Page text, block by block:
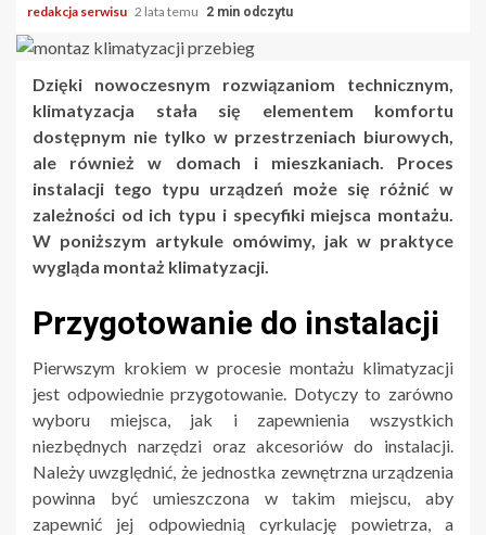
redakcja serwisu 2 lata temu 2 min odczytu
Dzięki nowoczesnym rozwiązaniom technicznym,
klimatyzacja stała się elementem komfortu
dostępnym nie tylko w przestrzeniach biurowych,
ale również w domach i mieszkaniach. Proces
instalacji tego typu urządzeń może się różnić w
zależności od ich typu i specyfiki miejsca montażu.
W poniższym artykule omówimy, jak w praktyce
wygląda montaż klimatyzacji.
Przygotowanie do instalacji
Pierwszym krokiem w procesie montażu klimatyzacji
jest odpowiednie przygotowanie. Dotyczy to zarówno
wyboru miejsca, jak i zapewnienia wszystkich
niezbędnych narzędzi oraz akcesoriów do instalacji.
Należy uwzględnić, że jednostka zewnętrzna urządzenia
powinna być umieszczona w takim miejscu, aby
zapewnić jej odpowiednią cyrkulację powietrza, a